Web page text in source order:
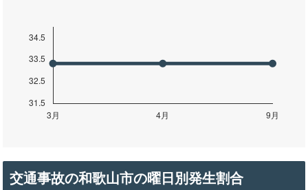
交通事故の和歌山市の曜日別発生割合